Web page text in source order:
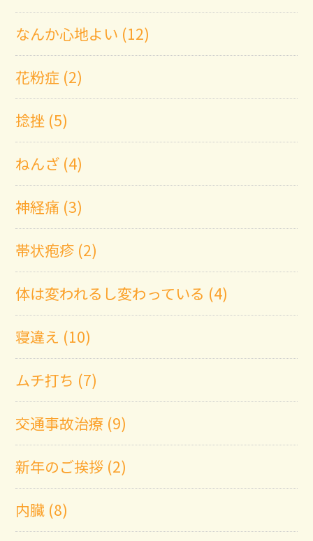
なんか心地よい (12)
花粉症 (2)
捻挫 (5)
ねんざ (4)
神経痛 (3)
帯状疱疹 (2)
体は変われるし変わっている (4)
寝違え (10)
ムチ打ち (7)
交通事故治療 (9)
新年のご挨拶 (2)
内臓 (8)